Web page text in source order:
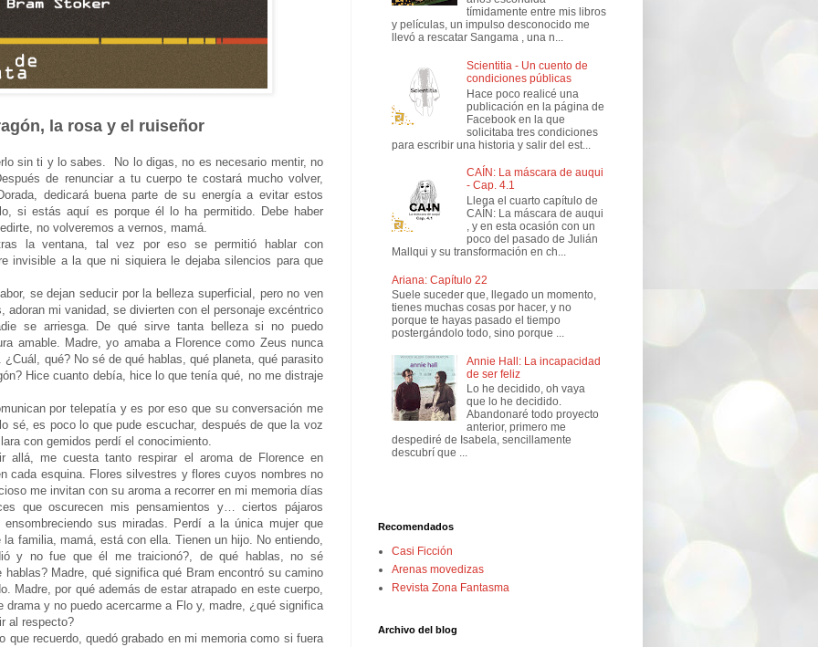
la rosa y el ruiseñor
ti y lo sabes. No lo digas, no es necesario mentir, no
de renunciar a tu cuerpo te costará mucho volver,
dedicará buena parte de su energía a evitar estos
si estás aquí es porque él lo ha permitido. Debe haber
no volveremos a vernos, mamá.
la ventana, tal vez por eso se permitió hablar con
invisible a la que ni siquiera le dejaba silencios para que
se dejan seducir por la belleza superficial, pero no ven
adoran mi vanidad, se divierten con el personaje excéntrico
se arriesga. De qué sirve tanta belleza si no puedo
amable. Madre, yo amaba a Florence como Zeus nunca
qué? No sé de qué hablas, qué planeta, qué parasito
Hice cuanto debía, hice lo que tenía qué, no me distraje
por telepatía y es por eso que su conversación me
sé, es poco lo que pude escuchar, después de que la voz
con gemidos perdí el conocimiento.
allá, me cuesta tanto respirar el aroma de Florence en
cada esquina. Flores silvestres y flores cuyos nombres no
me invitan con su aroma a recorrer en mi memoria días
que oscurecen mis pensamientos y… ciertos pájaros
sus miradas. Perdí a la única mujer que
familia, mamá, está con ella. Tienen un hijo. No entiendo,
y no fue que él me traicionó?, de qué hablas, no sé
Madre, qué significa qué Bram encontró su camino
Madre, por qué además de estar atrapado en este cuerpo,
y no puedo acercarme a Flo y, madre, ¿qué significa
al respecto?
que recuerdo, quedó grabado en mi memoria como si fuera
tímidamente entre mis libros
y películas, un impulso desconocido me
llevó a rescatar Sangama , una n...
Scientitia - Un cuento de
condiciones públicas
Hace poco realicé una
publicación en la página de
Facebook en la que
solicitaba tres condiciones
para escribir una historia y salir del est...
CAÍN: La máscara de auqui
- Cap. 4.1
Llega el cuarto capítulo de
CAÍN: La máscara de auqui
, y en esta ocasión con un
poco del pasado de Julián
Mallqui y su transformación en ch...
Ariana: Capítulo 22
Suele suceder que, llegado un momento,
tienes muchas cosas por hacer, y no
porque te hayas pasado el tiempo
postergándolo todo, sino porque ...
Annie Hall: La incapacidad
de ser feliz
Lo he decidido, oh vaya
que lo he decidido.
Abandonaré todo proyecto
anterior, primero me
despediré de Isabela, sencillamente
descubrí que ...
Recomendados
Casi Ficción
Arenas movedizas
Revista Zona Fantasma
Archivo del blog